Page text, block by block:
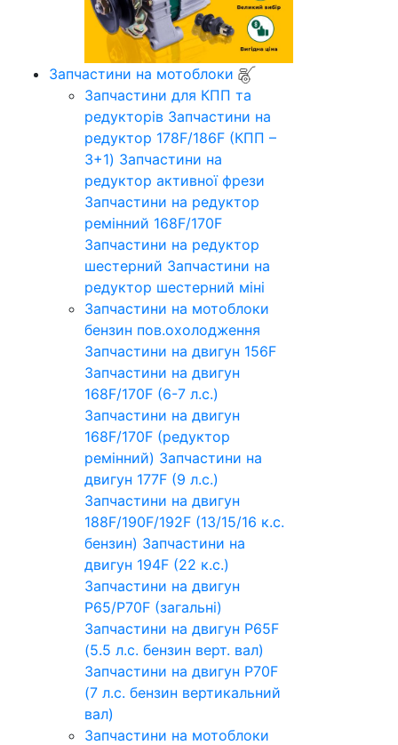
Запчастини на мотоблоки
Запчастини для КПП та
редукторів Запчастини на
редуктор 178F/186F (КПП –
3+1) Запчастини на
редуктор активної фрези
Запчастини на редуктор
ремінний 168F/170F
Запчастини на редуктор
шестерний Запчастини на
редуктор шестерний міні
Запчастини на мотоблоки
бензин пов.охолодження
Запчастини на двигун 156F
Запчастини на двигун
168F/170F (6-7 л.с.)
Запчастини на двигун
168F/170F (редуктор
ремінний) Запчастини на
двигун 177F (9 л.с.)
Запчастини на двигун
188F/190F/192F (13/15/16 к.с.
бензин) Запчастини на
двигун 194F (22 к.с.)
Запчастини на двигун
P65/P70F (загальні)
Запчастини на двигун P65F
(5.5 л.с. бензин верт. вал)
Запчастини на двигун P70F
(7 л.с. бензин вертикальний
вал)
Запчастини на мотоблоки